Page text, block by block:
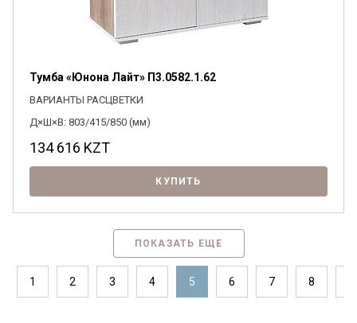
Тумба «Юнона Лайт» П3.0582.1.62
ВАРИАНТЫ РАСЦВЕТКИ
Д×Ш×В: 803/415/850 (мм)
134 616 KZT
КУПИТЬ
ПОКАЗАТЬ ЕЩЕ
1 2 3 4 5 6 7 8